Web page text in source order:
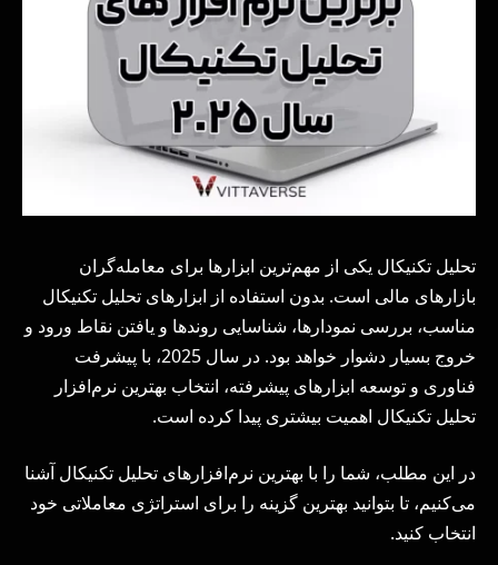
تحلیل تکنیکال یکی از مهم‌ترین ابزارها برای معامله‌گران
بازارهای مالی است. بدون استفاده از ابزارهای تحلیل تکنیکال
مناسب، بررسی نمودارها، شناسایی روندها و یافتن نقاط ورود و
خروج بسیار دشوار خواهد بود. در سال 2025، با پیشرفت
فناوری و توسعه ابزارهای پیشرفته، انتخاب بهترین نرم‌افزار
تحلیل تکنیکال اهمیت بیشتری پیدا کرده است.
در این مطلب، شما را با بهترین نرم‌افزارهای تحلیل تکنیکال آشنا
می‌کنیم، تا بتوانید بهترین گزینه را برای استراتژی معاملاتی خود
انتخاب کنید.